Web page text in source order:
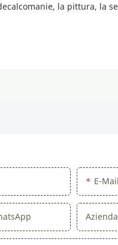
la pittura, la
E-Mail
Azienda